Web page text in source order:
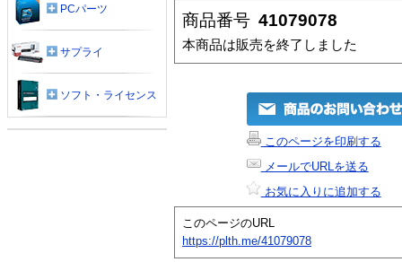
商品番号 41079078
本商品は販売を終了しました
このページを印刷する
メールでURLを送る
お気に入りに追加する
このページのURL
https://plth.me/41079078
PCパーツ
サプライ
ソフト・ライセンス